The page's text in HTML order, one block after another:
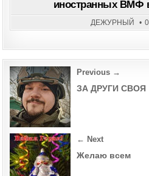
иностранных ВМФ
ДЕЖУРНЫЙ
Post
navigation
Previous →
ЗА ДРУГИ СВОЯ
← Next
Желаю всем